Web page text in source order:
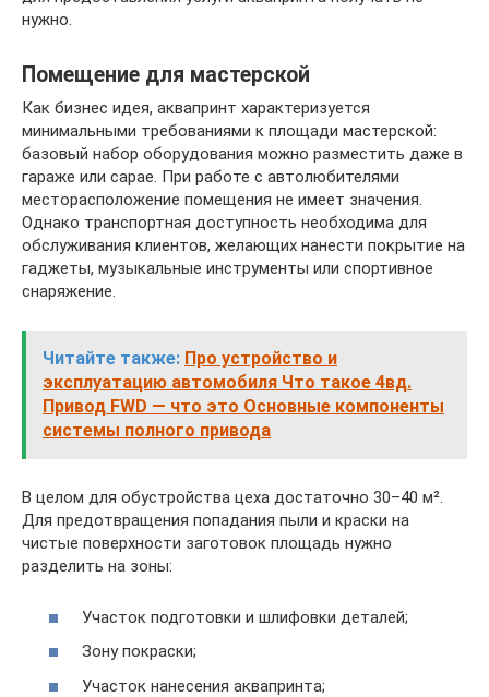
нужно.
Помещение для мастерской
Как бизнес идея, аквапринт характеризуется
минимальными требованиями к площади мастерской:
базовый набор оборудования можно разместить даже в
гараже или сарае. При работе с автолюбителями
месторасположение помещения не имеет значения.
Однако транспортная доступность необходима для
обслуживания клиентов, желающих нанести покрытие на
гаджеты, музыкальные инструменты или спортивное
снаряжение.
Читайте также: Про устройство и
эксплуатацию автомобиля Что такое 4вд.
Привод FWD — что это Основные компоненты
системы полного привода
В целом для обустройства цеха достаточно 30–40 м².
Для предотвращения попадания пыли и краски на
чистые поверхности заготовок площадь нужно
разделить на зоны:
Участок подготовки и шлифовки деталей;
Зону покраски;
Участок нанесения аквапринта;